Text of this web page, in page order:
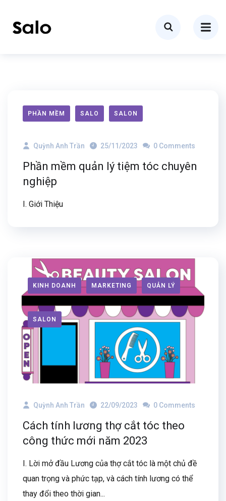
PHẦN MỀM SALO SALON
Quỳnh Anh Trần 25/11/2023 0 Comments
Phần mềm quản lý tiệm tóc chuyên
nghiệp
I. Giới Thiệu
KINH DOANH MARKETING QUẢN LÝ
SALON
Quỳnh Anh Trần 22/09/2023 0 Comments
Cách tính lương thợ cắt tóc theo
công thức mới năm 2023
I. Lời mở đầu Lương của thợ cắt tóc là một chủ đề
quan trọng và phức tạp, và cách tính lương có thể
thay đổi theo thời gian...